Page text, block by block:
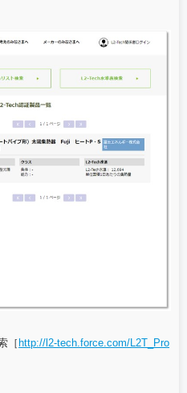
［http://l2-tech.force.com/L2T_Pro